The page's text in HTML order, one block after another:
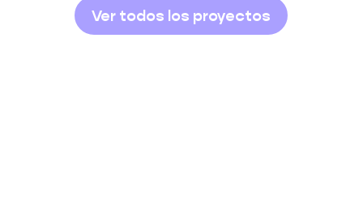
Ver todos los proyectos